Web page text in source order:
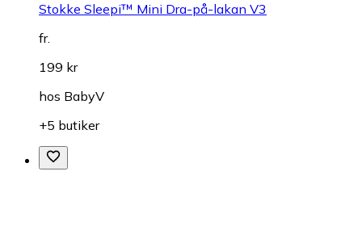
Stokke Sleepi™ Mini Dra-på-lakan V3
fr.
199 kr
hos BabyV
+5 butiker